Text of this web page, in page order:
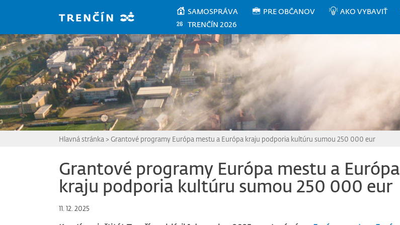
SAMOSPRÁVA PRE OBČANOV AKO VYBAVIŤ
TRENČÍN 2026
Hlavná stránka > Grantové programy Európa mestu a Európa kraju podporia kultúru sumou 250 000 eur
Grantové programy Európa mestu a Európa
kraju podporia kultúru sumou 250 000 eur
11. 12. 2025